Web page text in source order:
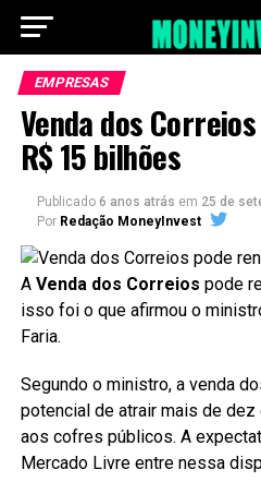
EMPRESAS
Venda dos
R$ 15 bilhões
Publicado 6 anos atrás em 25 de
Por Redação MoneyInvest
A Venda dos Correios pode
isso foi o que afirmou o
Faria.
Segundo o ministro, a venda
potencial de atrair mais de
aos cofres públicos. A
Mercado Livre entre nessa